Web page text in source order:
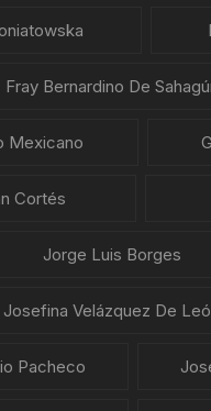
Fray Bernardino De
Mexicano
Cortés
Jorge Luis Borges
Josefina Velázquez De
Pacheco